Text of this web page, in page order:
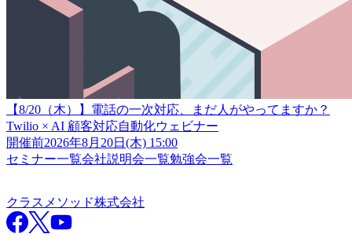
【8/20（木）】電話の一次対応、まだ人がやってますか？
Twilio × AI 顧客対応自動化ウェビナー
開催前2026年8月20日(木) 15:00
セミナー一覧会社説明会一覧勉強会一覧
クラスメソッド株式会社
Facebook
X YouTube